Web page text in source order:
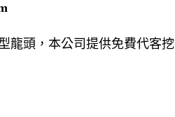
龍頭，本公司提供免費代客